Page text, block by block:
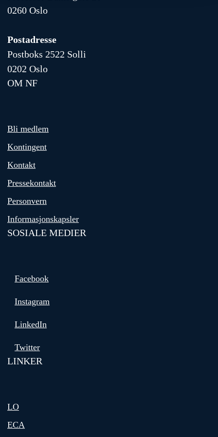
0260 Oslo
Postadresse
Postboks 2522 Solli
0202 Oslo
OM NF
Bli medlem
Kontingent
Kontakt
Pressekontakt
Personvern
Informasjonskapsler
SOSIALE MEDIER
Facebook
Instagram
LinkedIn
Twitter
LINKER
LO
ECA